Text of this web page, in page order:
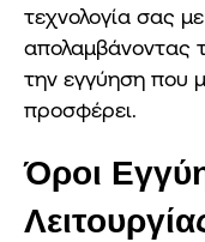
τεχνολογία σας
απολαμβάνοντας
την εγγύηση που
προσφέρει.
Όροι